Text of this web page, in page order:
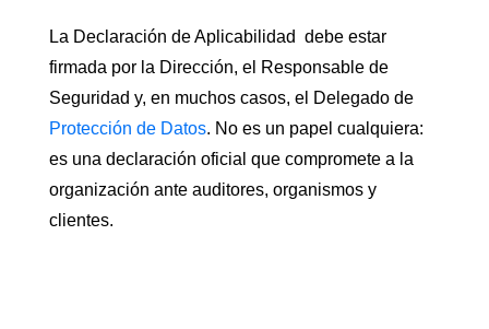
La Declaración de Aplicabilidad debe estar
firmada por la Dirección, el Responsable de
Seguridad y, en muchos casos, el Delegado de
Protección de Datos. No es un papel cualquiera:
es una declaración oficial que compromete a la
organización ante auditores, organismos y
clientes.